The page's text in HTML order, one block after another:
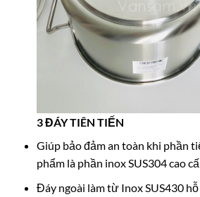
3 ĐÁY TIÊN TIẾN
Giúp bảo đảm an toàn khi phần
phẩm là phần inox SUS304 cao
Đáy ngoài làm từ Inox SUS430